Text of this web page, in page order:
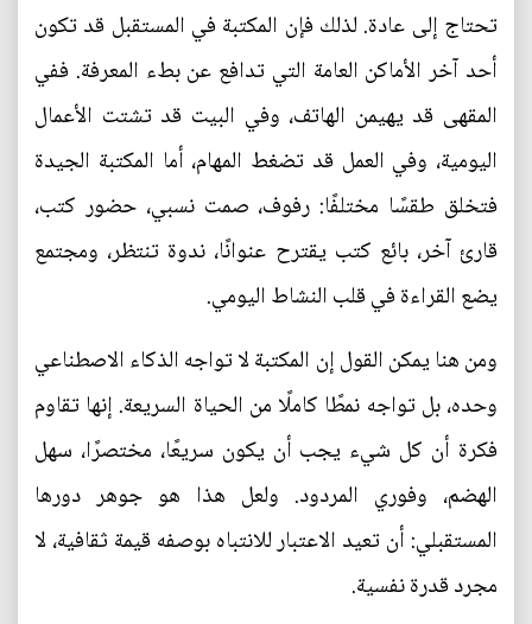
تحتاج إلى عادة. لذلك فإن المكتبة في المستقبل قد تكون
أحد آخر الأماكن العامة التي تدافع عن بطء المعرفة. ففي
المقهى قد يهيمن الهاتف، وفي البيت قد تشتت الأعمال
اليومية، وفي العمل قد تضغط المهام، أما المكتبة الجيدة
فتخلق طقسًا مختلفًا: رفوف، صمت نسبي، حضور كتب،
قارئ آخر، بائع كتب يقترح عنوانًا، ندوة تنتظر، ومجتمع
يضع القراءة في قلب النشاط اليومي.
ومن هنا يمكن القول إن المكتبة لا تواجه الذكاء الاصطناعي
وحده، بل تواجه نمطًا كاملًا من الحياة السريعة. إنها تقاوم
فكرة أن كل شيء يجب أن يكون سريعًا، مختصرًا، سهل
الهضم، وفوري المردود. ولعل هذا هو جوهر دورها
المستقبلي: أن تعيد الاعتبار للانتباه بوصفه قيمة ثقافية، لا
مجرد قدرة نفسية.